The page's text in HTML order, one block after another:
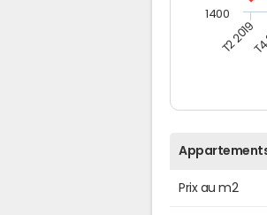
T2 2019
1400
Prix au m2